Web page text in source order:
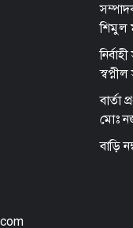
শিমুল
স্বপ্নীল
বার্তা
মোঃ
বাড়ি